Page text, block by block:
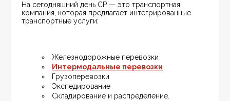
На сегодняшний день CP — это транспортная
компания, которая предлагает интегрированные
транспортные услуги:
Железнодорожные перевозки
Интермодальные перевозки
Грузоперевозки
Экспедирование
Складирование и распределение.